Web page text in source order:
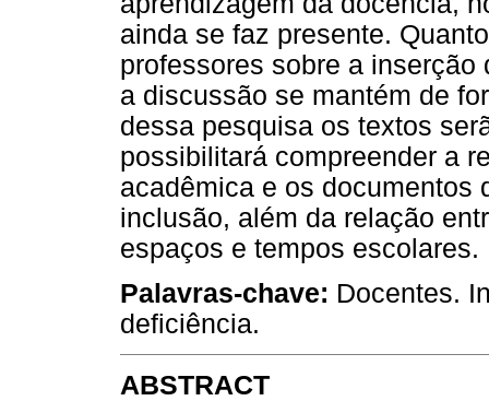
ainda se faz presente.
professores sobre a
a discussão se mantém de
dessa pesquisa os textos
possibilitará compreender a
acadêmica e os documentos
inclusão, além da relação
espaços e tempos escolares.
Palavras-chave: Docentes.
deficiência.
ABSTRACT